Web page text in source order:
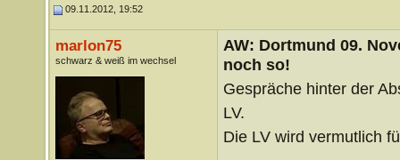
09.11.2012, 19:52
marlon75
schwarz & weiß im wechsel
AW: Dortmund 09.
noch so!
Gespräche hinter der
LV.
Die LV wird vermutlich